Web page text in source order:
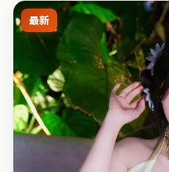
最新